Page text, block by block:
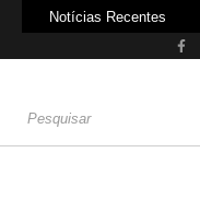
Notícias Recentes